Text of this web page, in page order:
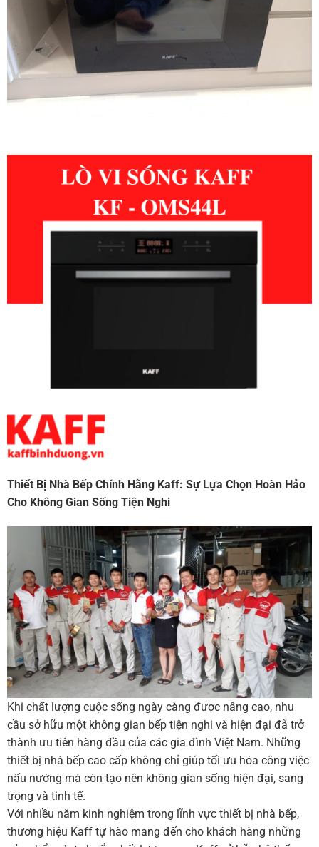
Thiết Bị Nhà Bếp Chính Hãng Kaff: Sự Lựa Chọn Hoàn Hảo
Cho Không Gian Sống Tiện Nghi
Khi chất lượng cuộc sống ngày càng được nâng cao, nhu
cầu sở hữu một không gian bếp tiện nghi và hiện đại đã trở
thành ưu tiên hàng đầu của các gia đình Việt Nam. Những
thiết bị nhà bếp cao cấp không chỉ giúp tối ưu hóa công việc
nấu nướng mà còn tạo nên không gian sống hiện đại, sang
trọng và tinh tế.
Với nhiều năm kinh nghiệm trong lĩnh vực thiết bị nhà bếp,
thương hiệu Kaff tự hào mang đến cho khách hàng những